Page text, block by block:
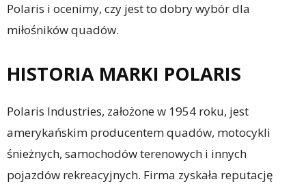
Polaris i ocenimy, czy jest to dobry wybór dla
miłośników quadów.
HISTORIA MARKI POLARIS
Polaris Industries, założone w 1954 roku, jest
amerykańskim producentem quadów, motocykli
śnieżnych, samochodów terenowych i innych
pojazdów rekreacyjnych. Firma zyskała reputację